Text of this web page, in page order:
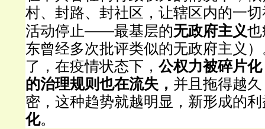
村、封路、封社区，让辖区内的一
活动停止——最基层的无政府主义
东曾经多次批评类似的无政府主义
了，在疫情状态下， 公权力被碎片
的治理规则也在流失， 并且拖得越
密，这种趋势就越明显，新形成的
化。